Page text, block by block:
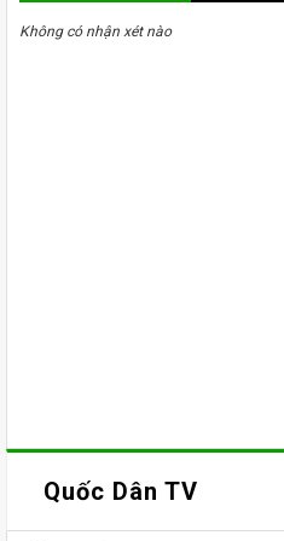
Không có nhận xét nào
Quốc Dân TV